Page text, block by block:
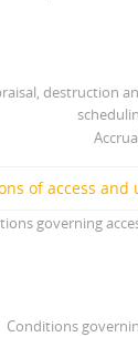
destruction
of access and
governing
Conditions